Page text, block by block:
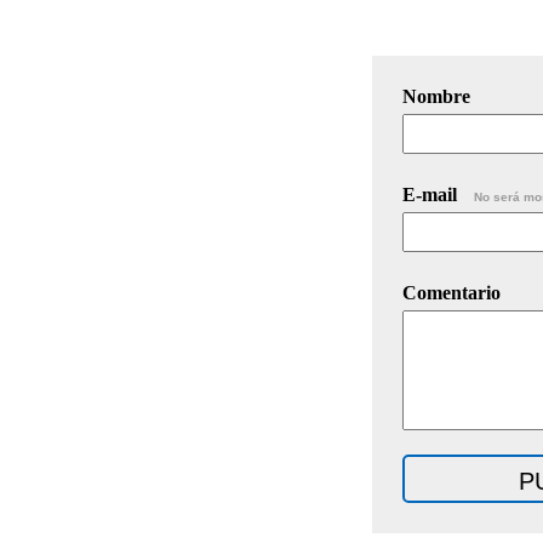
Nombre
E-mail No será
Comentario